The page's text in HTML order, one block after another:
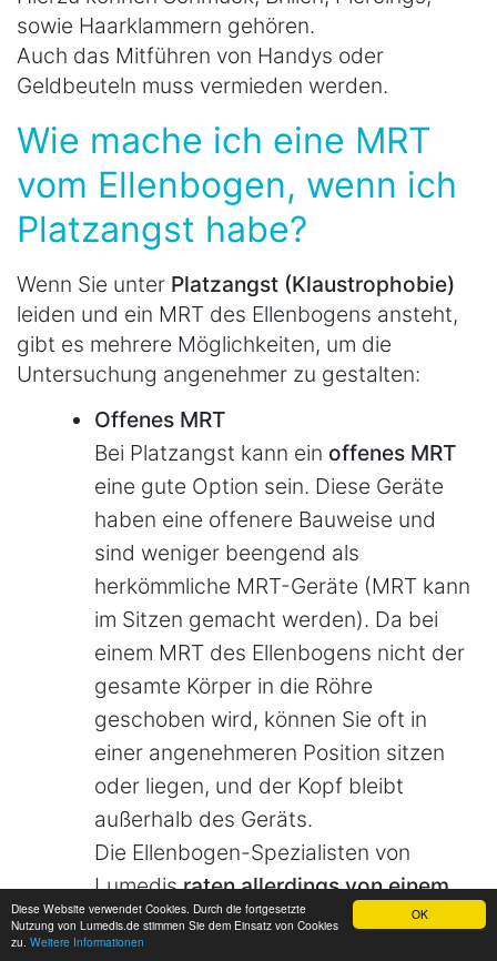
OK
Diese Website verwendet Cookies. Durch die fortgesetzte
Nutzung von Lumedis.de stimmen Sie dem Einsatz von Cookies
zu. Weitere Informationen
sowie Haarklammern gehören.
Auch das Mitführen von Handys oder
Geldbeuteln muss vermieden werden.
Wie mache ich eine MRT
vom Ellenbogen, wenn ich
Platzangst habe?
Wenn Sie unter Platzangst (Klaustrophobie)
leiden und ein MRT des Ellenbogens ansteht,
gibt es mehrere Möglichkeiten, um die
Untersuchung angenehmer zu gestalten:
Offenes MRT
Bei Platzangst kann ein offenes MRT
eine gute Option sein. Diese Geräte
haben eine offenere Bauweise und
sind weniger beengend als
herkömmliche MRT-Geräte (MRT kann
im Sitzen gemacht werden). Da bei
einem MRT des Ellenbogens nicht der
gesamte Körper in die Röhre
geschoben wird, können Sie oft in
einer angenehmeren Position sitzen
oder liegen, und der Kopf bleibt
außerhalb des Geräts.
Die Ellenbogen-Spezialisten von
Lumedisraten allerdings von einem
offenen MRT ab, da die Bildqualität -
insbesondere bei kniffeligen